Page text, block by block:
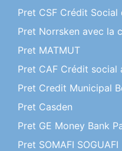
Pret CSF Crédit Social
Pret Norrsken avec la
Pret MATMUT
Pret CAF Crédit
Pret Credit Municipal
Pret Casden
Pret GE Money Bank
Pret SOMAFI SOGUAFI